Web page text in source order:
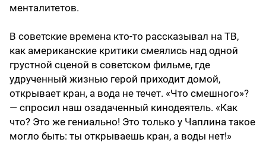
менталитетов.
В советские времена кто-то рассказывал на ТВ,
как американские критики смеялись над одной
грустной сценой в советском фильме, где
удрученный жизнью герой приходит домой,
открывает кран, а вода не течет. «Что смешного»?
— спросил наш озадаченный кинодеятель. «Как
что? Это же гениально! Это только у Чаплина такое
могло быть: ты открываешь кран, а воды нет!»